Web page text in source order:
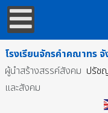
โรงเรียนจักรคำคณาทร
ผู้นำสร้างสรรค์สังคม ปรัช
และสังคม